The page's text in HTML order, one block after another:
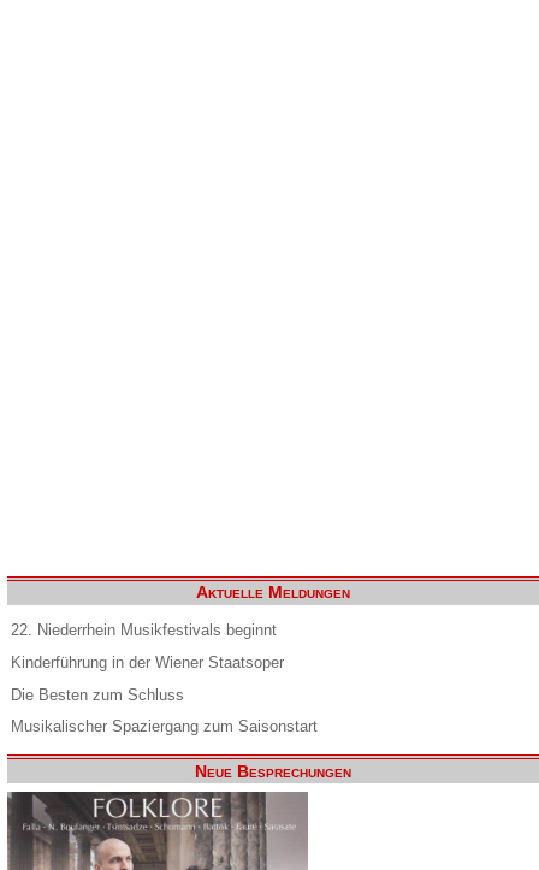
Aktuelle Meldungen
22. Niederrhein Musikfestivals beginnt
Kinderführung in der Wiener Staatsoper
Die Besten zum Schluss
Musikalischer Spaziergang zum Saisonstart
Neue Besprechungen